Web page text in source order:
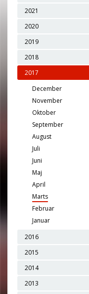
2021
2020
2019
2018
2017
December
November
Oktober
September
August
Juli
Juni
Maj
April
Marts
Februar
Januar
2016
2015
2014
2013